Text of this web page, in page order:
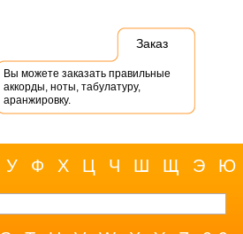
Заказ
Вы можете заказать правильные
аккорды, ноты, табулатуру,
аранжировку.
У Ф Х Ц Ч Ш Щ Э Ю